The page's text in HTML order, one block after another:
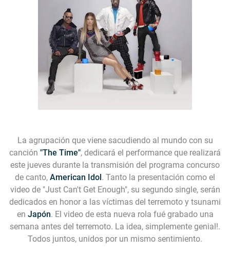
La agrupación que viene sacudiendo al mundo con su
canción "The Time", dedicará el performance que realizará
este jueves durante la transmisión del programa concurso
de canto, American Idol. Tanto la presentación como el
video de "Just Can't Get Enough", su segundo single, serán
dedicados en honor a las víctimas del terremoto y tsunami
en Japón. El video de esta nueva rola fué grabado una
semana antes del terremoto. La idea, simplemente genial!.
Todos juntos, unidos por un mismo sentimiento.